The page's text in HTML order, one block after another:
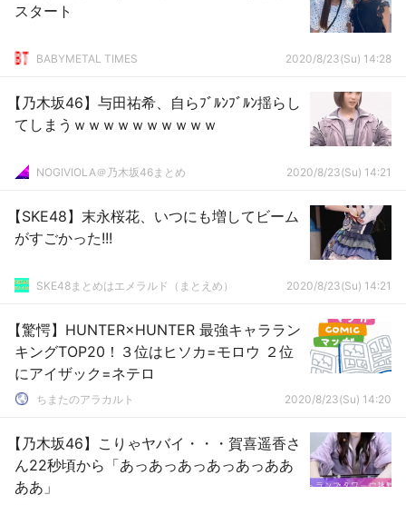
スタート
BABYMETAL TIMES 2020/8/23(Su) 14:28
【乃木坂46】与田祐希、自らﾌﾞﾙﾝﾌﾞﾙﾝ揺らし
てしまうｗｗｗｗｗｗｗｗｗｗ
NOGIVIOLA＠乃木坂46まとめ 2020/8/23(Su) 14:21
【SKE48】末永桜花、いつにも増してビーム
がすごかった!!!
SKE48まとめはエメラルド（まとえめ） 2020/8/23(Su) 14:21
【驚愕】HUNTER×HUNTER 最強キャララン
キングTOP20！３位はヒソカ=モロウ ２位
にアイザック=ネテロ
ちまたのアラカルト 2020/8/23(Su) 14:20
【乃木坂46】こりゃヤバイ・・・賀喜遥香さ
ん22秒頃から「あっあっあっあっあっああ
ああ」